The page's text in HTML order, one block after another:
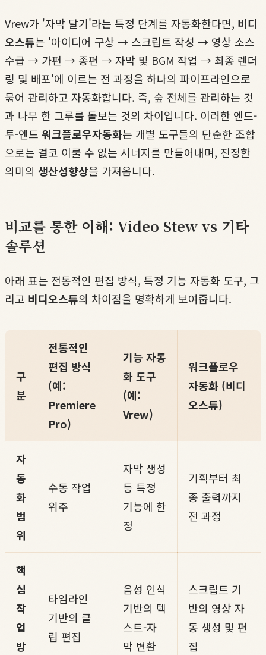
Vrew가 '자막 달기'라는 특정 단계를 자동화한다면, 비디
오스튜는 '아이디어 구상 → 스크립트 작성 → 영상 소스
수급 → 가편 → 종편 → 자막 및 BGM 작업 → 최종 렌더
링 및 배포'에 이르는 전 과정을 하나의 파이프라인으로
묶어 관리하고 자동화합니다. 즉, 숲 전체를 관리하는 것
과 나무 한 그루를 돌보는 것의 차이입니다. 이러한 엔드-
투-엔드 워크플로우자동화는 개별 도구들의 단순한 조합
으로는 결코 이룰 수 없는 시너지를 만들어내며, 진정한
의미의 생산성향상을 가져옵니다.
비교를 통한 이해: Video Stew vs 기타
솔루션
아래 표는 전통적인 편집 방식, 특정 기능 자동화 도구, 그
리고 비디오스튜의 차이점을 명확하게 보여줍니다.
구
분
전통적인
편집 방식
(예:
Premiere
Pro)
기능 자동
화 도구
(예:
Vrew)
워크플로우
자동화 (비디
오스튜)
자
동
화
범
위
수동 작업
위주
자막 생성
등 특정
기능에 한
정
기획부터 최
종 출력까지
전 과정
핵
심
작
업
방
타임라인
기반의 클
립 편집
음성 인식
기반의 텍
스트-자
막 변환
스크립트 기
반의 영상 자
동 생성 및 편
집